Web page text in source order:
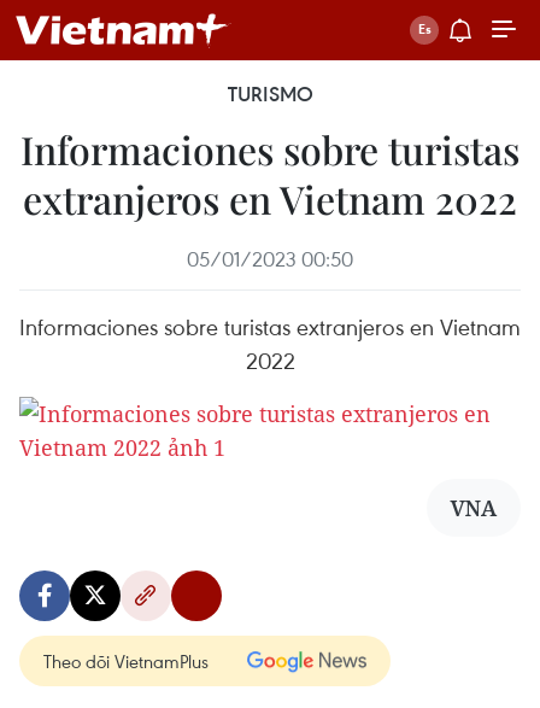
TURISMO
Informaciones sobre turistas
extranjeros en Vietnam 2022
05/01/2023 00:50
Informaciones sobre turistas extranjeros en Vietnam
2022
VNA
Theo dõi VietnamPlus